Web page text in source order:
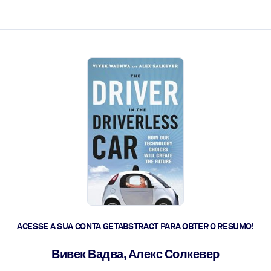
ACESSE A SUA CONTA GETABSTRACT PARA OBTER O RESUMO!
Вивек Вадва, Алекс Солкевер